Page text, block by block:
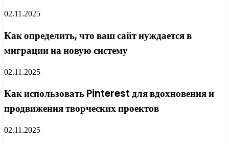
02.11.2025
Как определить, что ваш сайт нуждается в
миграции на новую систему
02.11.2025
Как использовать Pinterest для вдохновения и
продвижения творческих проектов
02.11.2025